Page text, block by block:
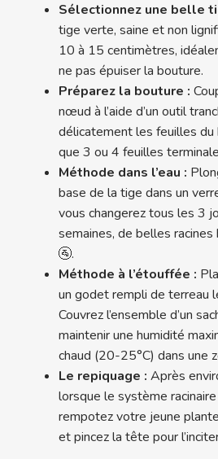
Sélectionnez une belle
tige verte, saine et non
10 à 15 centimètres,
ne pas épuiser la bouture.
Préparez la bouture :
nœud à l’aide d’un outil
délicatement les feuilles du
que 3 ou 4 feuilles
Méthode dans l’eau :
base de la tige dans un
vous changerez tous les 3
semaines, de belles
🚰.
Méthode à l’étouffée :
un godet rempli de terreau
Couvrez l’ensemble d’un
maintenir une humidité
chaud (20-25°C) dans une
Le repiquage : Après
lorsque le système
rempotez votre jeune
et pincez la tête pour